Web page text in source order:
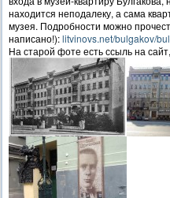
находится неподалеку, а сама
музея. Подробности можно
написано!):litvinovs.net/bulgakov/
На старой фоте есть ссыль на